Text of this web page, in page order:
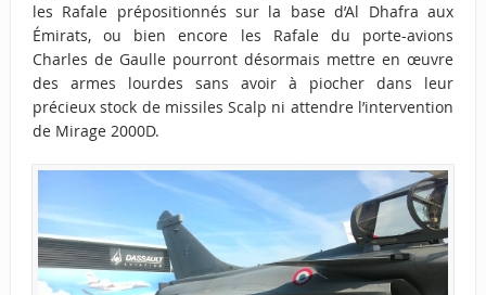
les Rafale prépositionnés sur la base d’Al Dhafra aux
Émirats, ou bien encore les Rafale du porte-avions
Charles de Gaulle pourront désormais mettre en œuvre
des armes lourdes sans avoir à piocher dans leur
précieux stock de missiles Scalp ni attendre l’intervention
de Mirage 2000D.